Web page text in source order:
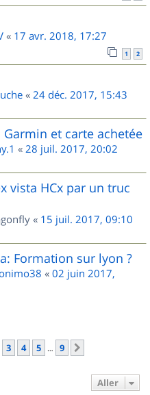
« 17 avr. 2018, 17:27
1 2
« 24 déc. 2017, 15:43
Garmin et carte achetée
« 28 juil. 2017, 20:02
vista HCx par un truc
« 15 juil. 2017, 09:10
Formation sur lyon ?
« 02 juin 2017,
3 4 5 … 9
Aller